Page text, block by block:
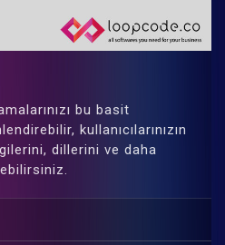
bu basit
kullanıcılarınızın
dillerini ve daha